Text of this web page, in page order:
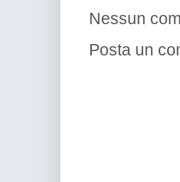
Nessun
Posta un